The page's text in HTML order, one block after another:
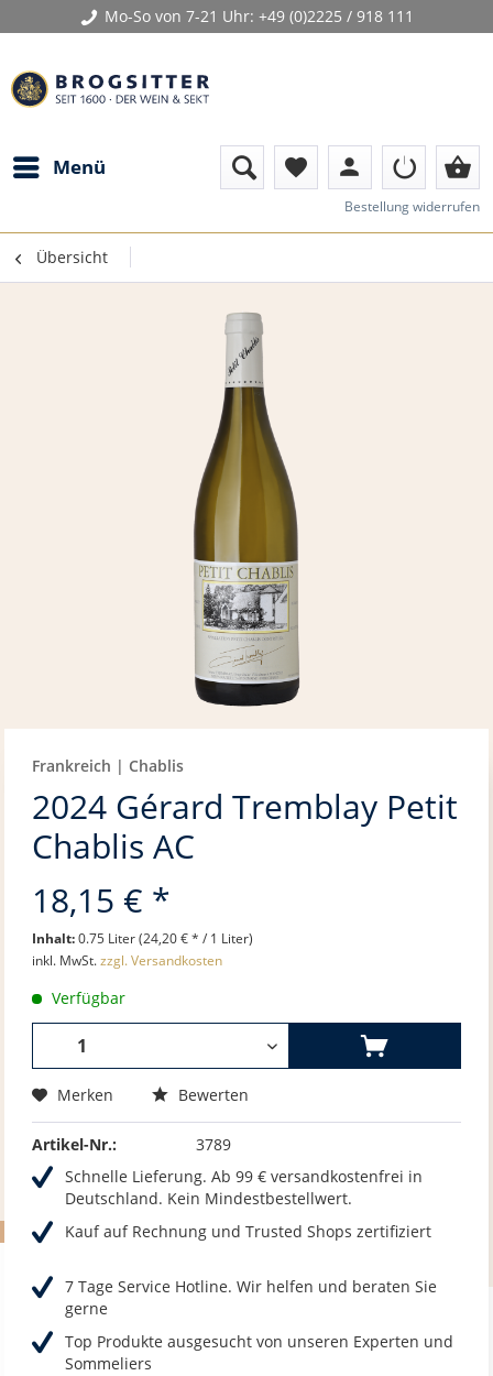
Mo-So von 7-21 Uhr: +49 (0)2225 / 918 111
Menü favorite person shopping_basket
Bestellung widerrufen
Übersicht
Frankreich | Chablis
2024 Gérard Tremblay Petit
Chablis AC
18,15 € *
Inhalt:0.75 Liter (24,20 € * / 1 Liter)
inkl. MwSt.zzgl. Versandkosten
Verfügbar
Merken Bewerten
Artikel-Nr.:
3789
Schnelle Lieferung. Ab 99 € versandkostenfrei in
Deutschland. Kein Mindestbestellwert.
Kauf auf Rechnung und Trusted Shops zertifiziert
7 Tage Service Hotline. Wir helfen und beraten Sie
gerne
Top Produkte ausgesucht von unseren Experten und
Sommeliers